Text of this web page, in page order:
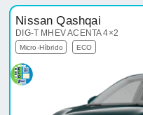
Nissan Qashqai
DIG-T MHEV ACENTA 4×2
Micro-Híbrido ECO